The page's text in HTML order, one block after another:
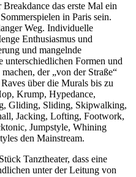
das erste Mal ein
in Paris sein.
Weg. Individuelle
Enthusiasmus und
und mangelnde
unterschiedlichen Formen und
der „von der Straße“
über die Murals bis zu
Krump, Hypedance,
Gliding, Sliding, Skipwalking,
Jacking, Lofting, Footwork,
Jumpstyle, Whining
den Mainstream.
Tanztheater, dass eine
unter der Leitung von